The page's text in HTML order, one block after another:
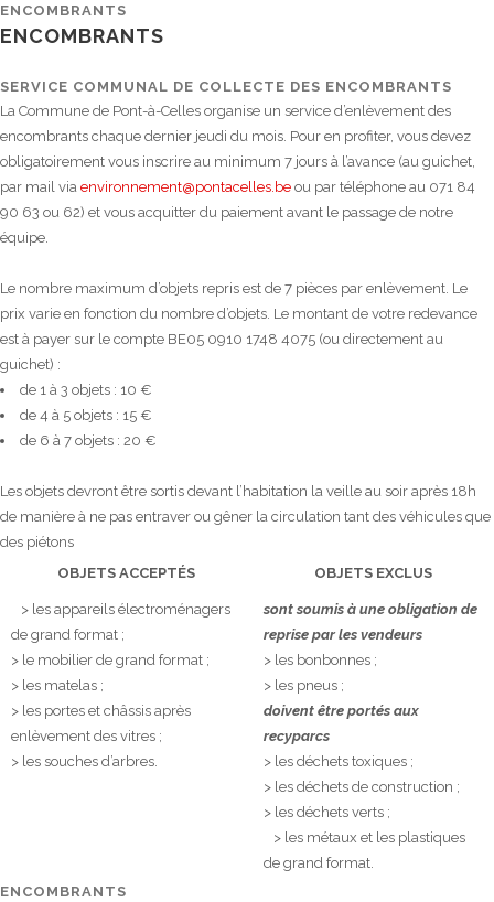
ENCOMBRANTS
ENCOMBRANTS
SERVICE COMMUNAL DE COLLECTE DES ENCOMBRANTS
La Commune de Pont-à-Celles organise un service d’enlèvement des
encombrants chaque dernier jeudi du mois. Pour en profiter, vous devez
obligatoirement vous inscrire au minimum 7 jours à l’avance (au guichet,
par mail via environnement@pontacelles.be ou par téléphone au 071 84
90 63 ou 62) et vous acquitter du paiement avant le passage de notre
équipe.
Le nombre maximum d’objets repris est de 7 pièces par enlèvement. Le
prix varie en fonction du nombre d’objets. Le montant de votre redevance
est à payer sur le compte BE05 0910 1748 4075 (ou directement au
guichet) :
de 1 à 3 objets : 10 €
de 4 à 5 objets : 15 €
de 6 à 7 objets : 20 €
Les objets devront être sortis devant l’habitation la veille au soir après 18h
de manière à ne pas entraver ou gêner la circulation tant des véhicules que
des piétons
OBJETS ACCEPTÉS
OBJETS EXCLUS
> les appareils électroménagers
de grand format ;
> le mobilier de grand format ;
> les matelas ;
> les portes et châssis après
enlèvement des vitres ;
> les souches d’arbres.
sont soumis à une obligation de
reprise par les vendeurs
> les bonbonnes ;
> les pneus ;
doivent être portés aux
recyparcs
> les déchets toxiques ;
> les déchets de construction ;
> les déchets verts ;
> les métaux et les plastiques
de grand format.
ENCOMBRANTS